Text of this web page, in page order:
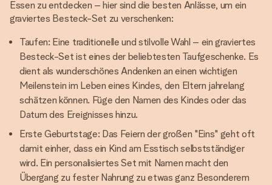
Essen zu entdecken – hier sind die besten Anlässe, um ein
graviertes Besteck-Set zu verschenken:
Taufen: Eine traditionelle und stilvolle Wahl – ein graviertes
Besteck-Set ist eines der beliebtesten Taufgeschenke. Es
dient als wunderschönes Andenken an einen wichtigen
Meilenstein im Leben eines Kindes, den Eltern jahrelang
schätzen können. Füge den Namen des Kindes oder das
Datum des Ereignisses hinzu.
Erste Geburtstage: Das Feiern der großen "Eins" geht oft
damit einher, dass ein Kind am Esstisch selbstständiger
wird. Ein personalisiertes Set mit Namen macht den
Übergang zu fester Nahrung zu etwas ganz Besonderem